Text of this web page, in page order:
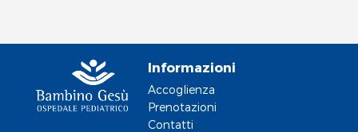
Informazioni
Accoglienza
Prenotazioni
Contatti